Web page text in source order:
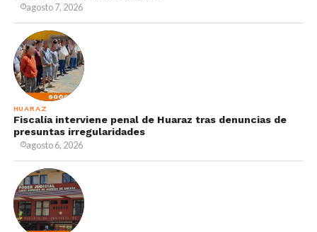
agosto 7, 2026
HUARAZ
Fiscalía interviene penal de Huaraz tras denuncias de
presuntas irregularidades
agosto 6, 2026